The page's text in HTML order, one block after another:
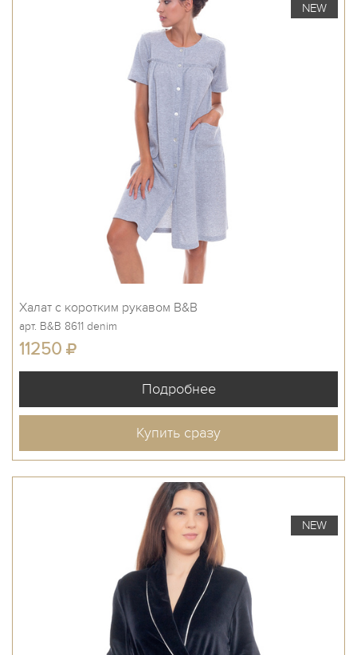
NEW
Халат с коротким рукавом B&B
арт. B&B 8611 denim
11250
Купить сразу
NEW